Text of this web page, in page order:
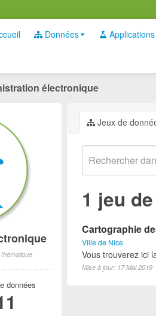
Données Applications
électronique
Jeux de
1 jeu
Cartographie
Ville de Nice
Vous trouverez ici
Mise à jour: 17 Mai 2019
données